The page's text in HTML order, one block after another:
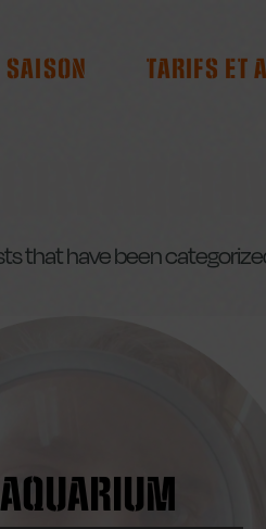
SAISON TARIFS ET
that have been